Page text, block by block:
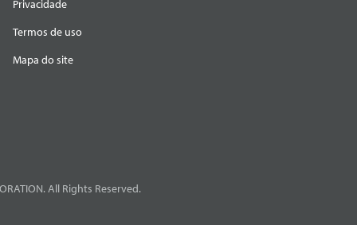
Privacidade
Termos de uso
Mapa do site
All Rights Reserved.